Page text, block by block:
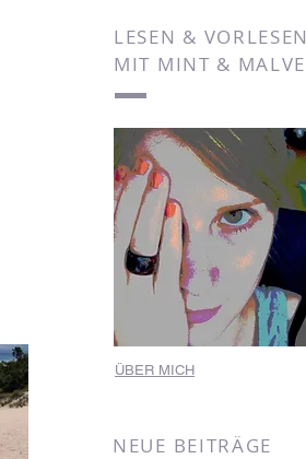
LESEN & VORLESEN
MIT MINT & MALVE
ÜBER MICH
NEUE BEITRÄGE